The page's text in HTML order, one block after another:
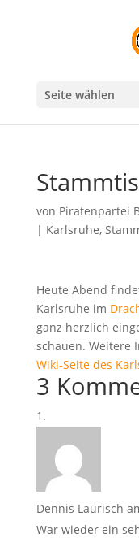
Seite wählen
von Piratenpartei
| Karlsruhe,
Heute Abend
Karlsruhe im
ganz herzlich
schauen. Weitere
Wiki-Seite des
3
Dennis Laurisch
War wieder ein